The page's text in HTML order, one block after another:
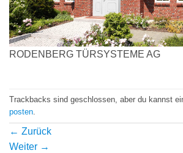
RODENBERG TÜRSYSTEME AG
Trackbacks sind geschlossen, aber du kannst
posten
← Zurück
Weiter →
da/